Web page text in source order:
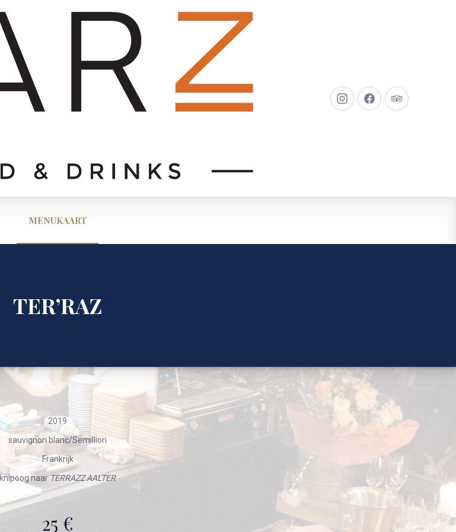
New
New
New
MENUKAART
TER’RAZ
2019
sauvignon blanc/Semillion
Frankrijk
knipoog naarTERRAZZ AALTER
25 €